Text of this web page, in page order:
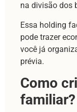
na divisão dos
Essa holding
pode trazer
você já
prévia.
Como
familiar?